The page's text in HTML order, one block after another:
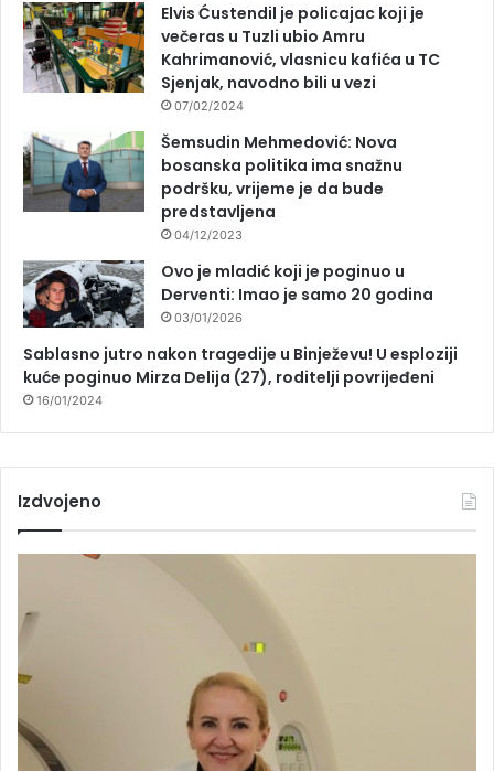
Elvis Ćustendil je policajac koji je
večeras u Tuzli ubio Amru
Kahrimanović, vlasnicu kafića u TC
Sjenjak, navodno bili u vezi
07/02/2024
Šemsudin Mehmedović: Nova
bosanska politika ima snažnu
podršku, vrijeme je da bude
predstavljena
04/12/2023
Ovo je mladić koji je poginuo u
Derventi: Imao je samo 20 godina
03/01/2026
Sablasno jutro nakon tragedije u Binježevu! U esploziji
kuće poginuo Mirza Delija (27), roditelji povrijeđeni
16/01/2024
Izdvojeno